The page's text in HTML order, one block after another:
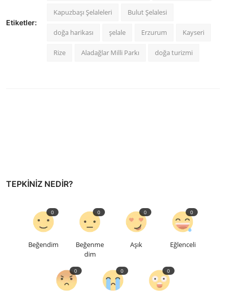
Etiketler:
Kapuzbaşı Şelaleleri Bulut Şelalesi
doğa harikası şelale Erzurum Kayseri
Rize Aladağlar Milli Parkı doğa turizmi
TEPKINIZ NEDIR?
Beğendim
0
Beğenme
dim
0
Aşık
0
Eğlenceli
0
0 0 0